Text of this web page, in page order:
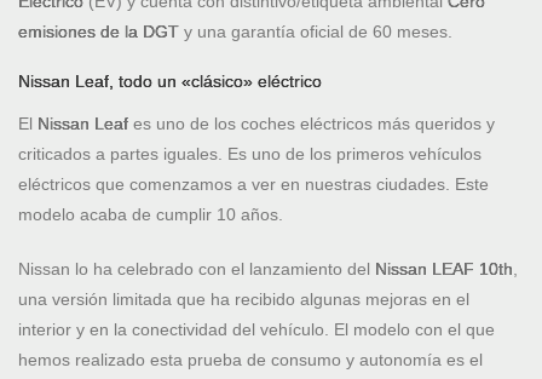
emisiones de la DGT y una garantía oficial de 60 meses.
Nissan Leaf, todo un «clásico» eléctrico
El Nissan Leaf es uno de los coches eléctricos más queridos y
criticados a partes iguales. Es uno de los primeros vehículos
eléctricos que comenzamos a ver en nuestras ciudades. Este
modelo acaba de cumplir 10 años.
Nissan lo ha celebrado con el lanzamiento del Nissan LEAF 10th,
una versión limitada que ha recibido algunas mejoras en el
interior y en la conectividad del vehículo. El modelo con el que
hemos realizado esta prueba de consumo y autonomía es el